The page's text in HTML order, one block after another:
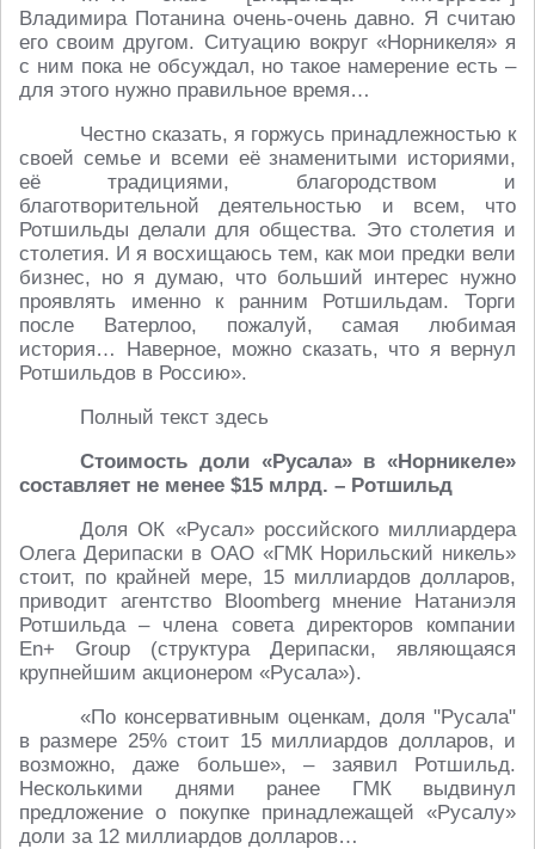
Владимира Потанина очень-очень давно. Я считаю
его своим другом. Ситуацию вокруг «Норникеля» я
с ним пока не обсуждал, но такое намерение есть –
для этого нужно правильное время…
Честно сказать, я горжусь принадлежностью к
своей семье и всеми её знаменитыми историями,
её традициями, благородством и
благотворительной деятельностью и всем, что
Ротшильды делали для общества. Это столетия и
столетия. И я восхищаюсь тем, как мои предки вели
бизнес, но я думаю, что больший интерес нужно
проявлять именно к ранним Ротшильдам. Торги
после Ватерлоо, пожалуй, самая любимая
история… Наверное, можно сказать, что я вернул
Ротшильдов в Россию».
Полный текст здесь
Стоимость доли «Русала» в «Норникеле»
составляет не менее $15 млрд. – Ротшильд
Доля ОК «Русал» российского миллиардера
Олега Дерипаски в ОАО «ГМК Норильский никель»
стоит, по крайней мере, 15 миллиардов долларов,
приводит агентство Bloomberg мнение Натаниэля
Ротшильда – члена совета директоров компании
En+ Group (структура Дерипаски, являющаяся
крупнейшим акционером «Русала»).
«По консервативным оценкам, доля "Русала"
в размере 25% стоит 15 миллиардов долларов, и
возможно, даже больше», – заявил Ротшильд.
Несколькими днями ранее ГМК выдвинул
предложение о покупке принадлежащей «Русалу»
доли за 12 миллиардов долларов…